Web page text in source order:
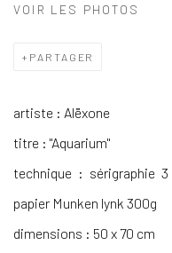
VOIR LES PHOTOS
PARTAGER
artiste : Alëxone
titre : "Aquarium"
technique : sérigraphie
papier Munken lynk 300g
dimensions : 50 x 70 cm